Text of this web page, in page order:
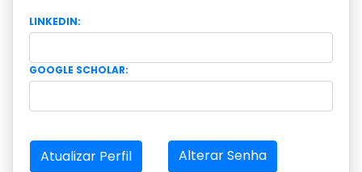
LINKEDIN:
GOOGLE SCHOLAR:
Atualizar Perfil Alterar Senha